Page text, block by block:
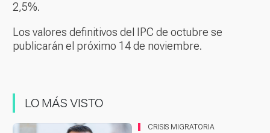
2,5%.
Los valores definitivos del IPC de octubre se
publicarán el próximo 14 de noviembre.
LO MÁS VISTO
CRISIS MIGRATORIA